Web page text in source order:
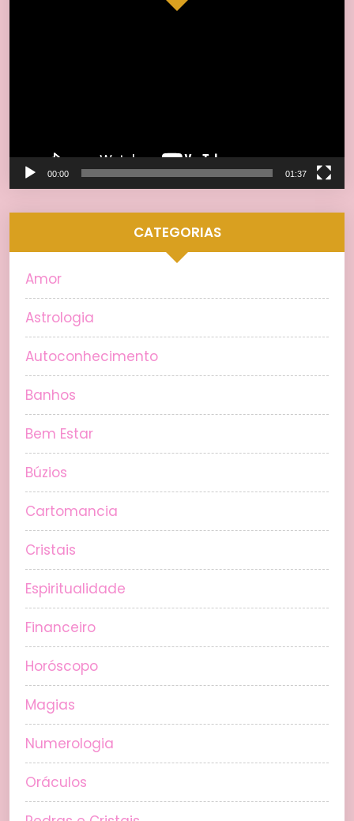
00:00 01:37
CATEGORIAS
Amor
Astrologia
Autoconhecimento
Banhos
Bem Estar
Búzios
Cartomancia
Cristais
Espiritualidade
Financeiro
Horóscopo
Magias
Numerologia
Oráculos